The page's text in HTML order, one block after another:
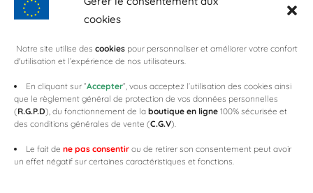
cookies
Notre site utilise des cookies pour personnaliser et améliorer votre confort
d'utilisation et l’expérience de nos utilisateurs.
En cliquant sur ”Accepter”, vous acceptez l’utilisation des cookies ainsi
que le règlement général de protection de vos données personnelles
(R.G.P.D), du fonctionnement de la boutique en ligne 100% sécurisée et
des conditions générales de vente (C.G.V).
Le fait de ne pas consentir ou de retirer son consentement peut avoir
un effet négatif sur certaines caractéristiques et fonctions.
PARTENAIRES
CAP'C
CELLES SUR OURCE
CHAMPAGNE DAY
COTEAUX,MAISONS & CAVES DE CHAMPAGNE
SAULTE BOUCHON